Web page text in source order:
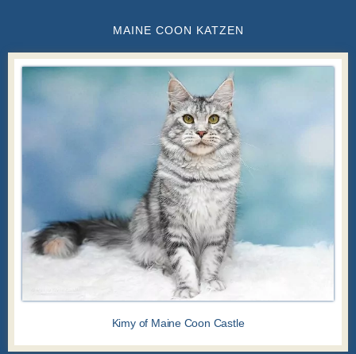
MAINE COON KATZEN
Kimy of Maine Coon Castle